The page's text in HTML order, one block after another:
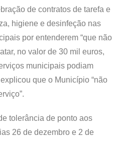
de contratos de tarefa e
higiene e desinfeção nas
por entenderem “que não
no valor de 30 mil euros,
municipais podiam
que o Município “não
tolerância de ponto aos
26 de dezembro e 2 de